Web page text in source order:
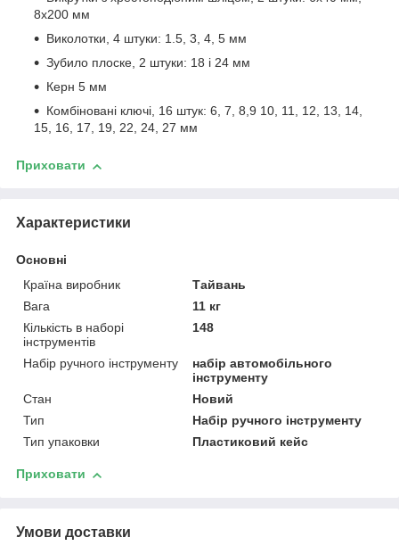
8x200 мм
Виколотки, 4 штуки: 1.5, 3, 4, 5 мм
Зубило плоске, 2 штуки: 18 і 24 мм
Керн 5 мм
Комбіновані ключі, 16 штук: 6, 7, 8,9 10, 11, 12, 13, 14,
15, 16, 17, 19, 22, 24, 27 мм
Приховати
Характеристики
Основні
Країна виробник
Тайвань
Вага
11 кг
Кількість в наборі
інструментів
148
Набір ручного інструменту
набір автомобільного
інструменту
Стан
Новий
Тип
Набір ручного інструменту
Тип упаковки
Пластиковий кейс
Приховати
Умови доставки